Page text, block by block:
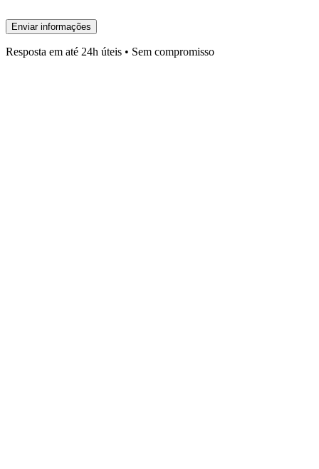
Enviar informações
Resposta em até 24h úteis • Sem compromisso